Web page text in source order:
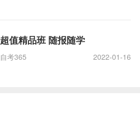
超值精品班 随报随学
自考365 2022-01-16